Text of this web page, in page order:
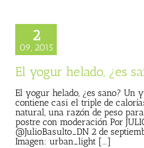
2
09, 2015
El yogur helado, ¿es
El yogur helado, ¿es sano? Un
contiene casi el triple de
natural, una razón de peso
postre con moderación Por
@JulioBasulto_DN 2 de
Imagen: urban_light [...]